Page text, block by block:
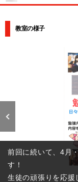
教室の様子
定期テストや学校
学校成績オール５な
前回29点→今回70
入塾仕立ては、みん
辛抱強く積み重ねる